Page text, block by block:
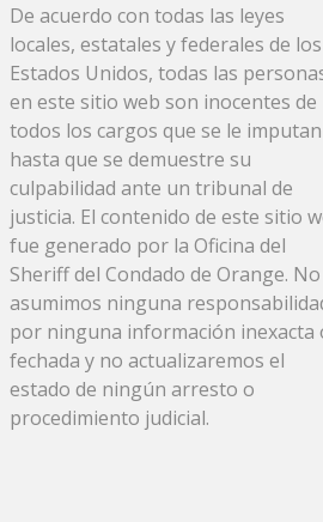
De acuerdo con todas las leyes
locales, estatales y federales de los
Estados Unidos, todas las
en este sitio web son inocentes de
todos los cargos que se le imputan
hasta que se demuestre su
culpabilidad ante un tribunal de
justicia. El contenido de este sitio
fue generado por la Oficina del
Sheriff del Condado de Orange. No
asumimos ninguna
por ninguna información inexacta
fechada y no actualizaremos el
estado de ningún arresto o
procedimiento judicial.